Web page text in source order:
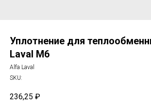
Уплотнение для
Laval M6
Alfa Laval
SKU:
236,25 ₽